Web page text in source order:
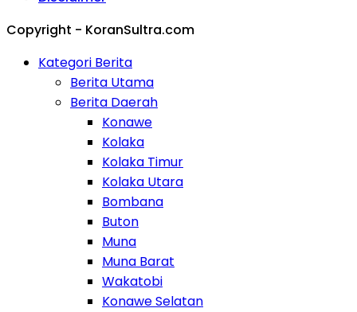
Copyright - KoranSultra.com
Kategori Berita
Berita Utama
Berita Daerah
Konawe
Kolaka
Kolaka Timur
Kolaka Utara
Bombana
Buton
Muna
Muna Barat
Wakatobi
Konawe Selatan